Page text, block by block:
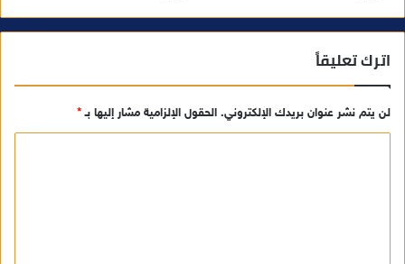
اترك تعليقاً
لن يتم نشر عنوان بريدك الإلكتروني. الحقول الإلزامية مشار إليها بـ*